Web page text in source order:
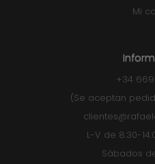
Mi
+34 669
(Se aceptan
L-V de 8:30-
Sábados